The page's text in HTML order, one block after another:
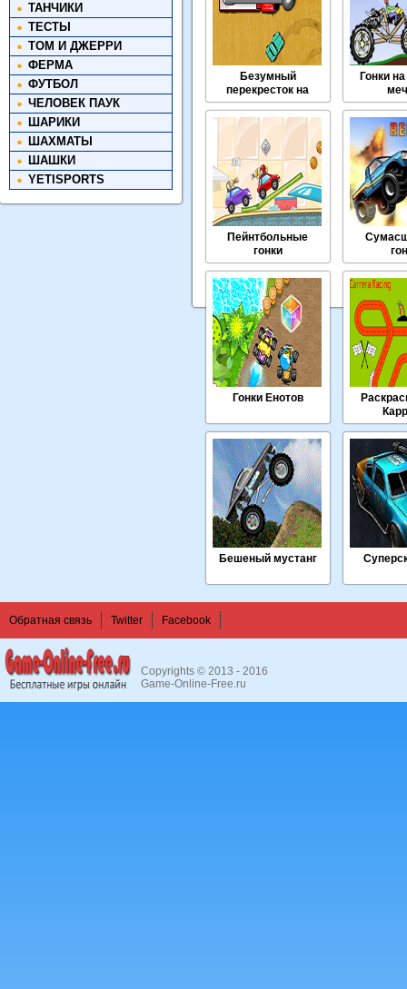
ТАНЧИКИ
ТЕСТЫ
ТОМ И ДЖЕРРИ
ФЕРМА
ФУТБОЛ
ЧЕЛОВЕК ПАУК
ШАРИКИ
ШАХМАТЫ
ШАШКИ
YETISPORTS
Безумный
перекресток на
твоем столе
Гонки
Пейнтбольные
гонки
Гонки Енотов
Бешеный мустанг
Обратная связь Twitter Facebook
Copyrights © 2013 - 2016
Game-Online-Free.ru